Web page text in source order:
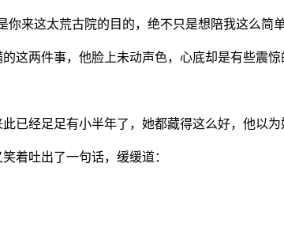
来这太荒古院的目的，绝不只是想陪我这么简
这两件事，他脸上未动声色，心底却是有些震惊
经足足有小半年了，她都藏得这么好，他以为
着吐出了一句话，缓缓道：